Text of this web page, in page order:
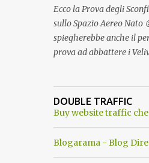
Ecco la Prova degli
sullo Spazio Aereo Nato
spiegherebbe anche il
prova ad abbattere i
alcuna notizia di
aereo NATO da parte di
ancora una fantasia Nato
DOUBLE TRAFFIC
Buy website traffic
Blogarama - Blog